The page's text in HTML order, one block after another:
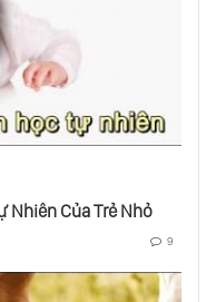
Người Thuận Tay Phải
Nhiên Của Trẻ Nhỏ
9